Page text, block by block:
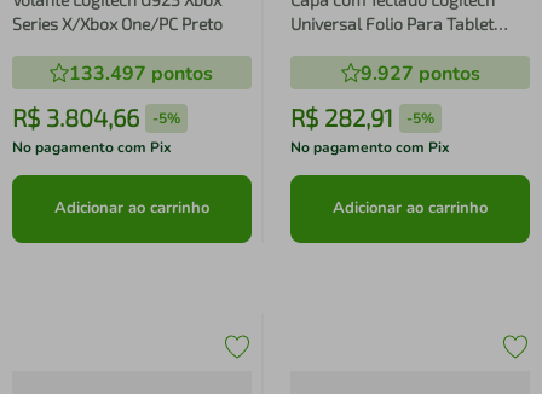
Series X/Xbox One/PC Preto
133.497 pontos
R$ 3.804,66 -5%
No pagamento com Pix
Adicionar ao carrinho
Universal Folio Para Tablet
9.927 pontos
R$ 282,91 -5%
No pagamento com Pix
Adicionar ao carrinho